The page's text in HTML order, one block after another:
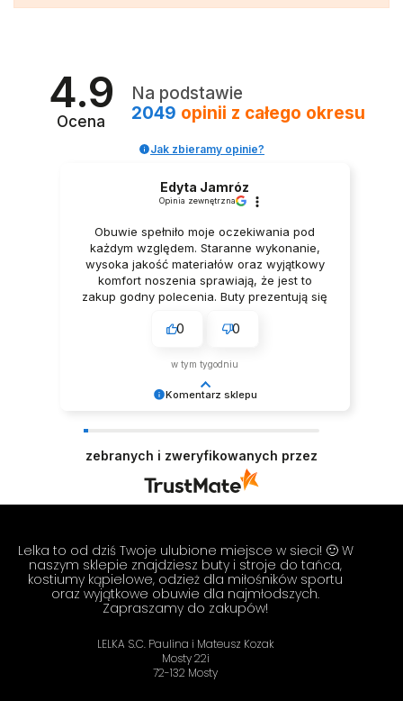
4.9
Ocena
Na podstawie
2049 opinii z całego okresu
Jak zbieramy opinie?
Komentarz sklepu
Doceniamy czas i wysiłek włożony w podzielenie
się z nami Twoimi doświadczeniami. Do
zobaczenia! Zespół LELKA 🦋
Edyta Jamróz
Opinia zewnętrzna
Obuwie spełniło moje oczekiwania pod
każdym względem. Staranne wykonanie,
wysoka jakość materiałów oraz wyjątkowy
komfort noszenia sprawiają, że jest to
zakup godny polecenia. Buty prezentują się
przekonaniem polecam ten produkt.
0 0
w tym tygodniu
zebranych i zweryfikowanych przez
Lelka to od dziś Twoje ulubione miejsce w sieci! 🙂 W
naszym sklepie znajdziesz buty i stroje do tańca,
kostiumy kąpielowe, odzież dla miłośników sportu
oraz wyjątkowe obuwie dla najmłodszych.
Zapraszamy do zakupów!
LELKA S.C. Paulina i Mateusz Kozak
Mosty 22i
72-132 Mosty